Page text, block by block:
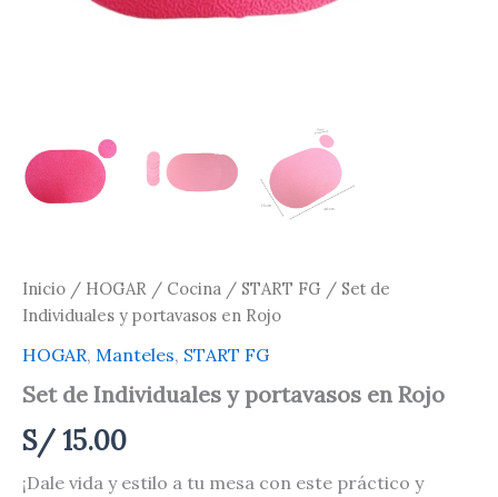
Inicio / HOGAR / Cocina / START FG / Set de
Individuales y portavasos en Rojo
HOGAR, Manteles, START FG
Set de Individuales y portavasos en Rojo
S/15.00
¡Dale vida y estilo a tu mesa con este práctico y